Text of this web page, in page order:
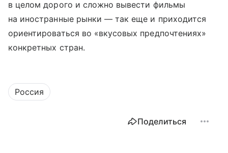
в целом дорого и сложно вывести фильмы
на иностранные рынки — так еще и приходится
ориентироваться во «вкусовых предпочтениях»
конкретных стран.
Россия
Поделиться